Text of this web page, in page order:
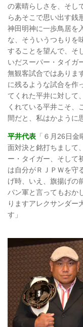
の素晴らしさを、そし
らあそこで思い出す銭
神田明神に一歩鳥居を
な、そういうつもりを
することを望んで、そ
いだスーパー・タイガ
無観客試合ではありま
に残るような試合を作
てくれた平井に対して
くれている平井こそ、
間だと、私はかように
平井代表 「６月26日
面対決と銘打ちまして
ー・タイガー、そして
は自分がＲＪＰＷを守
げ時、いえ、旗揚げの
パン軍と言ってもおか
りますアレクサンダー
す」